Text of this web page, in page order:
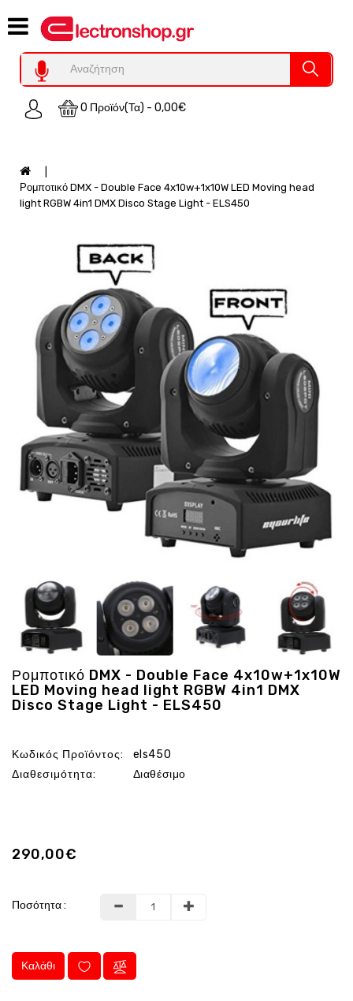
0 Προϊόν(τα) - 0,00€
Category
Υπολογιστες
REFURBISHED
Χειριστήρια
Auto
Παρακολούθηση
Τεχνολογία
Φωτοβολταικά-
Ενέργεια
Gadgets
Ομορφιά
Εικόνα
&
Ηχος
Επιγραφες
LED
Προσφορες
Ρομποτικό DMX - Double Face 4x10w+1x10W LED Moving head
light RGBW 4in1 DMX Disco Stage Light - ELS450
Ρομποτικό DMX - Double Face 4x10w+1x10W
LED Moving head light RGBW 4in1 DMX
Disco Stage Light - ELS450
Κωδικός Προϊόντος:
els450
Διαθεσιμότητα:
Διαθέσιμο
290,00€
Ποσότητα :
Καλάθι